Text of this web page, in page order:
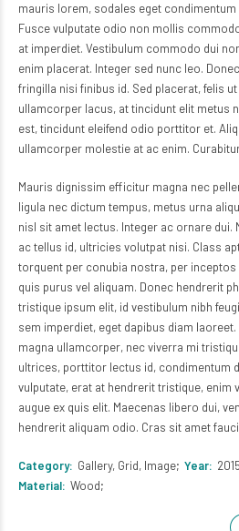
mauris lorem, sodales eget
Fusce vulputate odio non mollis
at imperdiet. Vestibulum commodo dui
enim placerat. Integer sed nunc leo.
fringilla nisi finibus id. Sed placerat, felis
ullamcorper lacus, at tincidunt elit metus
est, tincidunt eleifend odio porttitor et.
ullamcorper molestie at ac enim.
Mauris dignissim efficitur magna nec
ligula nec dictum tempus, metus urna
nisl sit amet lectus. Integer ac ornare
ac tellus id, ultricies volutpat nisi. Class
torquent per conubia nostra, per
quis purus vel aliquam. Donec hendrerit
tristique ipsum elit, id vestibulum nibh
sem imperdiet, eget dapibus diam
magna ullamcorper, nec viverra mi
ultrices, porttitor lectus id, condimentum
vulputate, erat at hendrerit tristique, enim
augue ex quis elit. Maecenas libero dui,
hendrerit aliquam odio. Cras sit amet
Category Gallery, Grid, Image Year 2015
Material Wood